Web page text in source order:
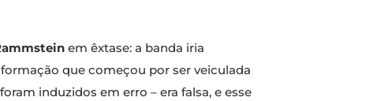
em êxtase: a banda iria
que começou por ser veiculada
induzidos em erro – era falsa, e esse